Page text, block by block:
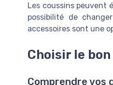
Les coussins peuvent
possibilité de
accessoires sont une
Choisir le
Comprendre vos